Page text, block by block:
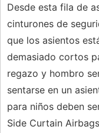
Desde esta fila de
cinturones de
que los asientos
demasiado cortos
regazo y hombro
sentarse en un
para niños deben
Side Curtain Airbags